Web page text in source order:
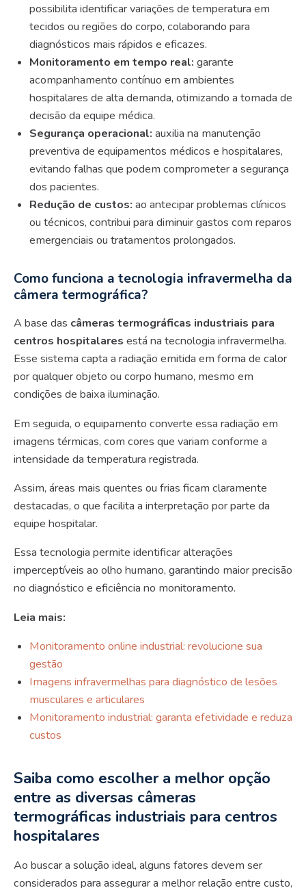
possibilita identificar variações de temperatura em
tecidos ou regiões do corpo, colaborando para
diagnósticos mais rápidos e eficazes.
Monitoramento em tempo real: garante
acompanhamento contínuo em ambientes
hospitalares de alta demanda, otimizando a tomada de
decisão da equipe médica.
Segurança operacional: auxilia na manutenção
preventiva de equipamentos médicos e hospitalares,
evitando falhas que podem comprometer a segurança
dos pacientes.
Redução de custos: ao antecipar problemas clínicos
ou técnicos, contribui para diminuir gastos com reparos
emergenciais ou tratamentos prolongados.
Como funciona a tecnologia infravermelha da
câmera termográfica?
A base das câmeras termográficas industriais para
centros hospitalares está na tecnologia infravermelha.
Esse sistema capta a radiação emitida em forma de calor
por qualquer objeto ou corpo humano, mesmo em
condições de baixa iluminação.
Em seguida, o equipamento converte essa radiação em
imagens térmicas, com cores que variam conforme a
intensidade da temperatura registrada.
Assim, áreas mais quentes ou frias ficam claramente
destacadas, o que facilita a interpretação por parte da
equipe hospitalar.
Essa tecnologia permite identificar alterações
imperceptíveis ao olho humano, garantindo maior precisão
no diagnóstico e eficiência no monitoramento.
Leia mais:
Monitoramento online industrial: revolucione sua
gestão
Imagens infravermelhas para diagnóstico de lesões
musculares e articulares
Monitoramento industrial: garanta efetividade e reduza
custos
Saiba como escolher a melhor opção
entre as diversas câmeras
termográficas industriais para centros
hospitalares
Ao buscar a solução ideal, alguns fatores devem ser
considerados para assegurar a melhor relação entre custo,